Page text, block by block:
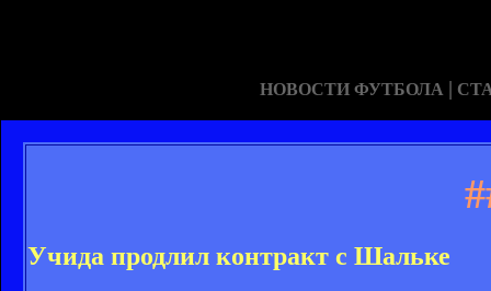
НОВОСТИ ФУТБОЛА |
Учида продлил контракт с Шальке